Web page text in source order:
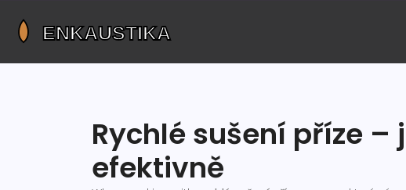
Rychlé sušení příze –
efektivně